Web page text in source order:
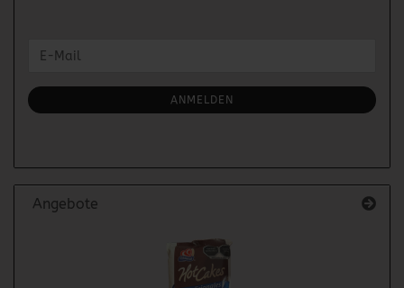
ZUR
ANMELDUNG
E-
ANMELDEN
Angebote